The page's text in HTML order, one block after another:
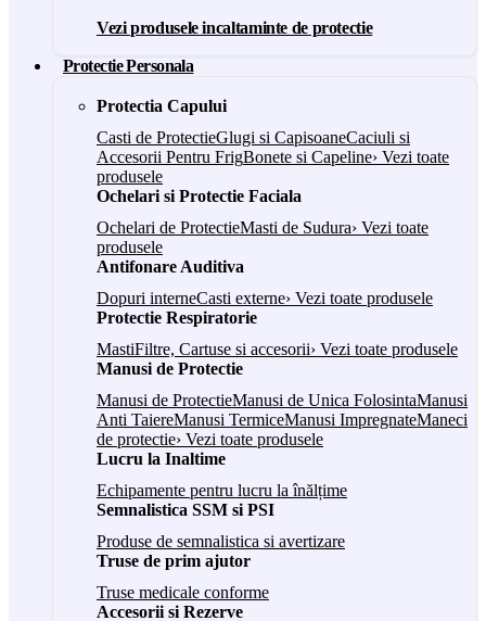
Vezi produsele incaltaminte de protectie
Protectie Personala
Protectia Capului
Casti de ProtectieGlugi si CapisoaneCaciuli si
Accesorii Pentru FrigBonete si Capeline› Vezi toate
produsele
Ochelari si Protectie Faciala
Ochelari de ProtectieMasti de Sudura› Vezi toate
produsele
Antifonare Auditiva
Dopuri interneCasti externe› Vezi toate produsele
Protectie Respiratorie
MastiFiltre, Cartuse si accesorii› Vezi toate produsele
Manusi de Protectie
Manusi de ProtectieManusi de Unica FolosintaManusi
Anti TaiereManusi TermiceManusi ImpregnateManeci
de protectie› Vezi toate produsele
Lucru la Inaltime
Echipamente pentru lucru la înălțime
Semnalistica SSM si PSI
Produse de semnalistica si avertizare
Truse de prim ajutor
Truse medicale conforme
Accesorii si Rezerve